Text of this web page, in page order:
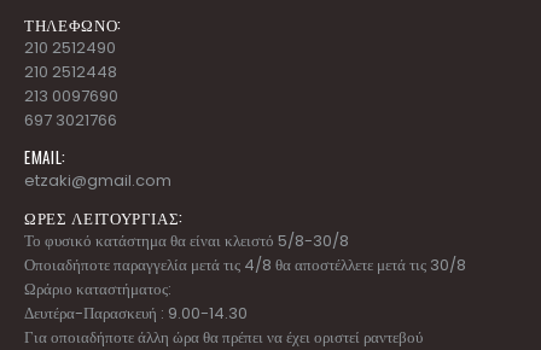
ΤΗΛΕΦΩΝΟ:
210 2512490
210 2512448
213 0097690
697 3021766
EMAIL:
etzaki@gmail.com
ΩΡΕΣ ΛΕΙΤΟΥΡΓΙΑΣ:
Το φυσικό κατάστημα θα είναι κλειστό 5/8-30/8
Οποιαδήποτε παραγγελία μετά τις 4/8 θα αποστέλλετε μετά τις 30/8
Ωράριο καταστήματος:
Δευτέρα-Παρασκευή : 9.00-14.30
Για οποιαδήποτε άλλη ώρα θα πρέπει να έχει οριστεί ραντεβού